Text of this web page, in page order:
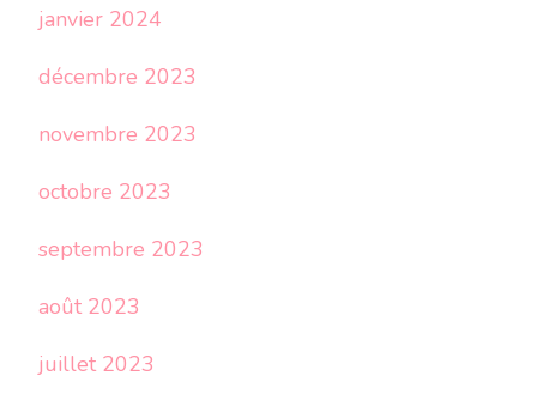
janvier 2024
décembre 2023
novembre 2023
octobre 2023
septembre 2023
août 2023
juillet 2023